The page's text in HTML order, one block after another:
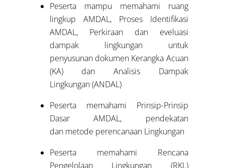
Peserta mampu memahami ruang
lingkup AMDAL, Proses Identifikasi
AMDAL, Perkiraan dan eveluasi
dampak lingkungan untuk
penyusunan dokumen Kerangka Acuan
(KA) dan Analisis Dampak
Lingkungan (ANDAL)
Peserta memahami Prinsip-Prinsip
Dasar AMDAL, pendekatan
dan metode perencanaan Lingkungan
Peserta memahami Rencana
Pengelolaan Lingkungan (RKL)